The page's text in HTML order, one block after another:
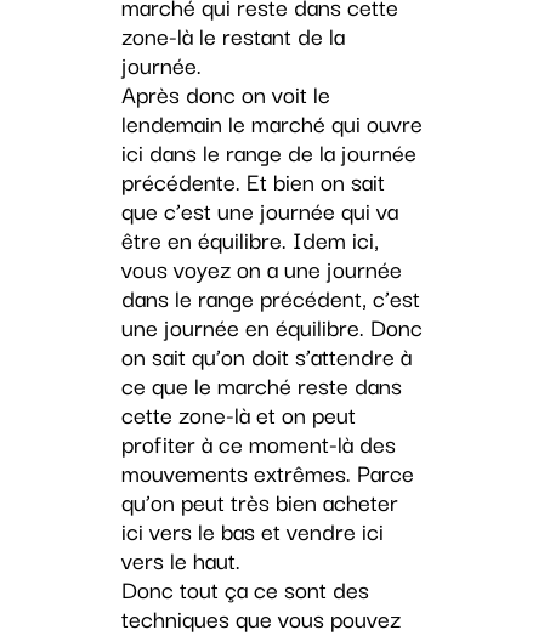
zone-là le restant de la
journée.
Après donc on voit le
lendemain le marché qui ouvre
ici dans le range de la journée
précédente. Et bien on sait
que c’est une journée qui va
être en équilibre. Idem ici,
vous voyez on a une journée
dans le range précédent, c’est
une journée en équilibre. Donc
on sait qu’on doit s’attendre à
ce que le marché reste dans
cette zone-là et on peut
profiter à ce moment-là des
mouvements extrêmes. Parce
qu’on peut très bien acheter
ici vers le bas et vendre ici
vers le haut.
Donc tout ça ce sont des
techniques que vous pouvez